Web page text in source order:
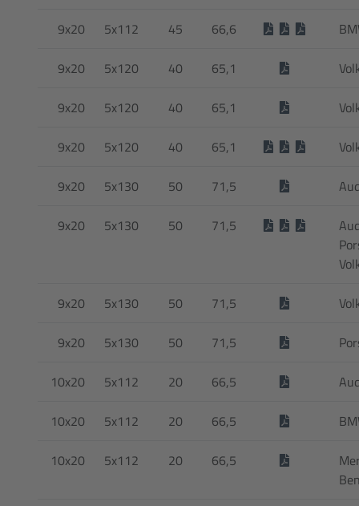
9x20 5x112 45 66,6
9x20 5x120 40 65,1
9x20 5x120 40 65,1
9x20 5x120 40 65,1
9x20 5x130 50 71,5
9x20 5x130 50 71,5
9x20 5x130 50 71,5
9x20 5x130 50 71,5
10x20 5x112 20 66,5
10x20 5x112 20 66,5
10x20 5x112 20 66,5